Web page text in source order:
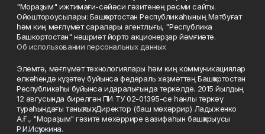
"Мораҙым" ижтимағи-сәйәси гәзитенең рәсми сайты.
Ойоштороусылары: Башҡортостан Республикаһының Матбуғат
һәм киң мәғлүмәт саралары агентлығы, "Республика
Башкортостан" нәшриәт йорто акционерҙар йәмғиәте.
Об использовании персональных данных
Элемтә, мәғлүмәт технологиялары һәм киң коммуникациялар
өлкәһендә күҙәтеү буйынса федераль хеҙмәттең Башҡортостан
Республикаһы буйынса идаралығында теркәлде. 2015 йылдың
12 авгусында бирелгән ПИ ТУ 02-01395-се һанлы теркәү
тураһындағы таныҡлыҡ. Директор (баш мөхәррир) Ладыженко
А.Ғ., "Мораҙым" гәзите мөхәррире вазифаһын башҡарыусы
Р.И.Исҡужина.